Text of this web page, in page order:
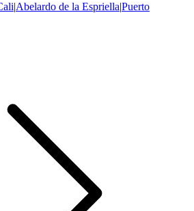
|Abelardo de la Espriella|Puerto